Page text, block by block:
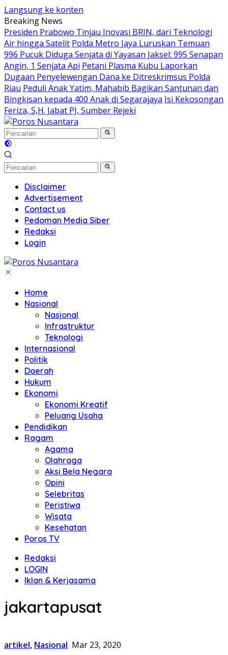
Langsung ke konten
Breaking News
Presiden Prabowo Tinjau Inovasi BRIN, dari Teknologi
Air hingga Satelit Polda Metro Jaya Luruskan Temuan
996 Pucuk Diduga Senjata di Yayasan Jaksel: 995 Senapan
Angin, 1 Senjata Api Petani Plasma Kubu Laporkan
Dugaan Penyelewengan Dana ke Ditreskrimsus Polda
Riau Peduli Anak Yatim, Mahabib Bagikan Santunan dan
Bingkisan kepada 400 Anak di Segarajaya Isi Kekosongan
Feriza, S,H. Jabat PJ, Sumber Rejeki
Disclaimer
Advertisement
Contact us
Pedoman Media Siber
Redaksi
Login
Home
Nasional
Nasional
Infrastruktur
Teknologi
Internasional
Politik
Daerah
Hukum
Ekonomi
Ekonomi Kreatif
Peluang Usaha
Pendidikan
Ragam
Agama
Olahraga
Aksi Bela Negara
Opini
Selebritas
Peristiwa
Wisata
Kesehatan
Poros TV
Redaksi
LOGIN
Iklan & Kerjasama
jakartapusat
artikel, Nasional Mar 23, 2020